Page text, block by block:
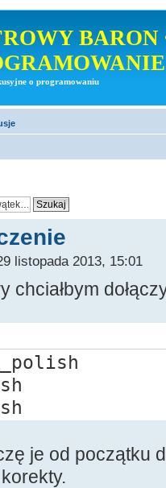
BARON
o programowaniu
listopada 2013, 15:01
chciałbym
je od początku